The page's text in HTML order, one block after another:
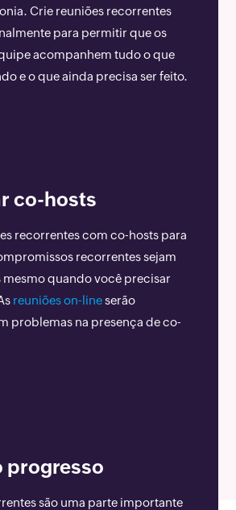
Crie reuniões recorrentes
para permitir que os
acompanhem tudo o que
e o que ainda precisa ser feito.
co-hosts
recorrentes com co-hosts para
recorrentes sejam
quando você precisar
reuniões on-lineserão
problemas na presença de co-
progresso
são uma parte importante